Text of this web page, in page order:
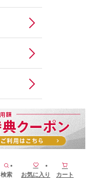
検索 お気に入り カート